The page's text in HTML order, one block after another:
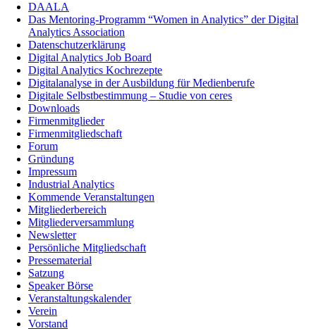
DAALA
Das Mentoring-Programm “Women in Analytics” der Digital
Analytics Association
Datenschutzerklärung
Digital Analytics Job Board
Digital Analytics Kochrezepte
Digitalanalyse in der Ausbildung für Medienberufe
Digitale Selbstbestimmung – Studie von ceres
Downloads
Firmenmitglieder
Firmenmitgliedschaft
Forum
Gründung
Impressum
Industrial Analytics
Kommende Veranstaltungen
Mitgliederbereich
Mitgliederversammlung
Newsletter
Persönliche Mitgliedschaft
Pressematerial
Satzung
Speaker Börse
Veranstaltungskalender
Verein
Vorstand